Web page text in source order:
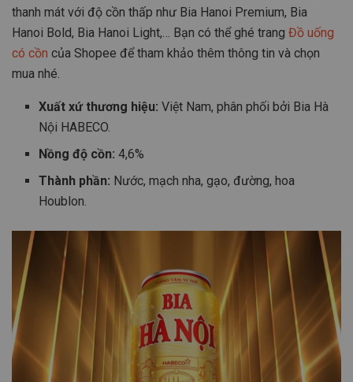
thanh mát với độ cồn thấp như Bia Hanoi Premium, Bia
Hanoi Bold, Bia Hanoi Light,… Bạn có thể ghé trang Đồ uống
có cồn của Shopee để tham khảo thêm thông tin và chọn
mua nhé.
Xuất xứ thương hiệu:Việt Nam, phân phối bởi Bia Hà
Nội HABECO.
Nồng độ cồn:4,6%
Thành phần: Nước, mạch nha, gạo, đường, hoa
Houblon.